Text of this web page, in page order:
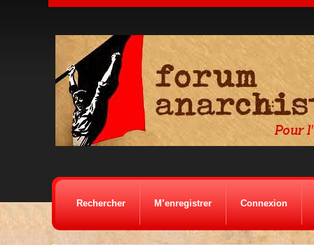
Rechercher M’enregistrer Connexion